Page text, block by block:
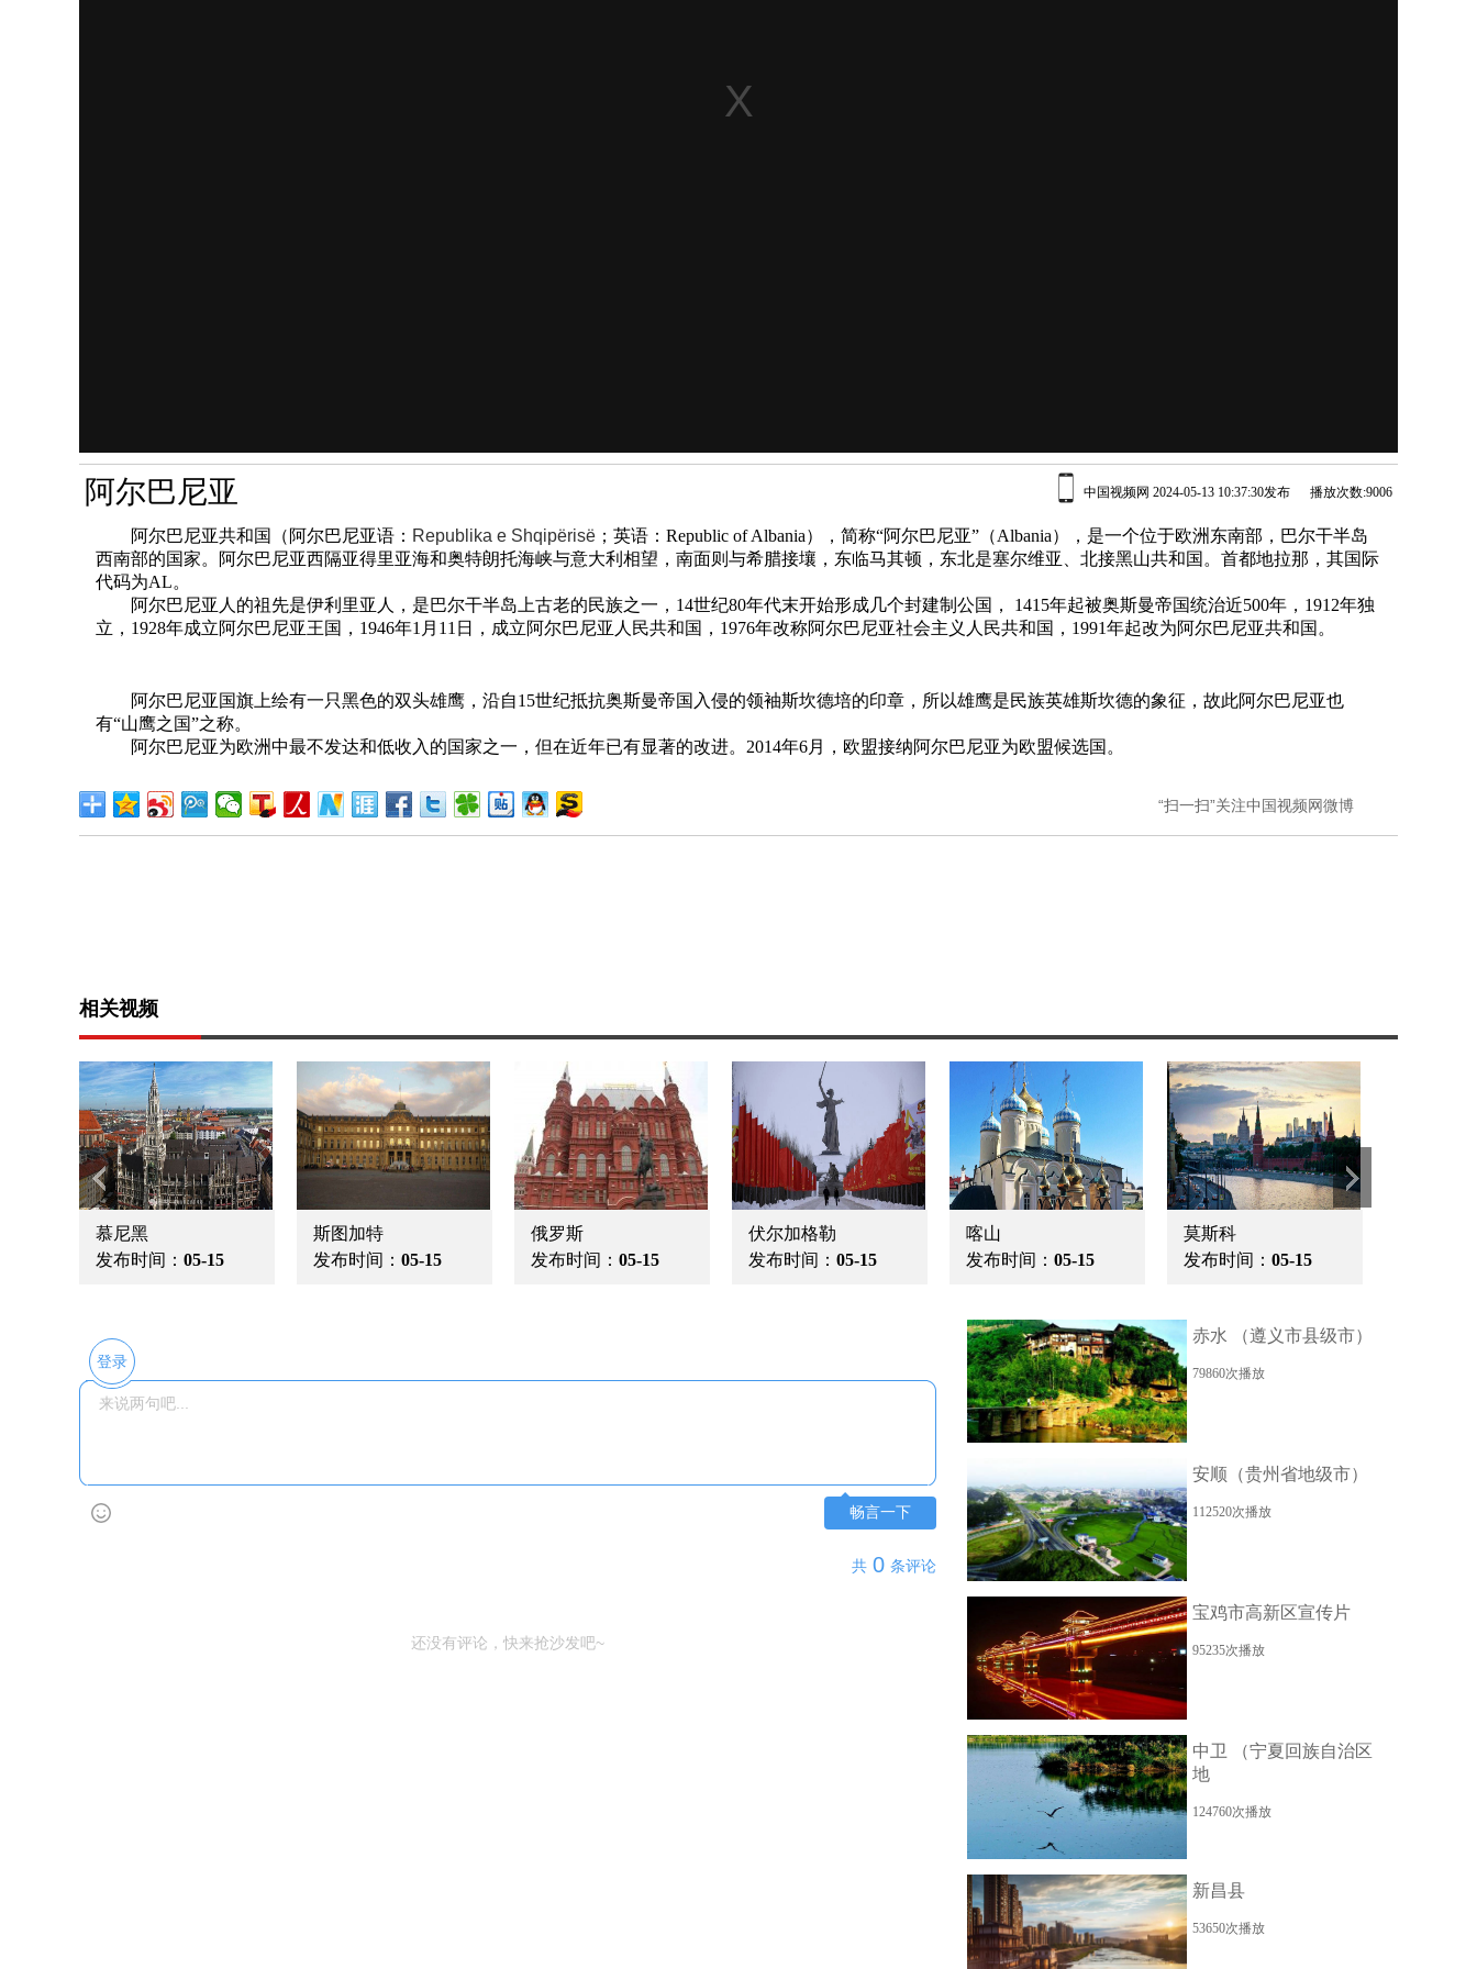
阿尔巴尼亚 中国视频网 2024-05-13 10:37:30发布 播放次数:9006
阿尔巴尼亚共和国（阿尔巴尼亚语： Republika e Shqipërisë ；英语：Republic of Albania），简称“阿尔巴尼亚”（Albania），是一个位于欧洲东南部，巴尔干半岛
西南部的国家。阿尔巴尼亚西隔亚得里亚海和奥特朗托海峡与意大利相望，南面则与希腊接壤，东临马其顿，东北是塞尔维亚、北接黑山共和国。首都地拉那，其国际
代码为AL。
阿尔巴尼亚人的祖先是伊利里亚人，是巴尔干半岛上古老的民族之一，14世纪80年代末开始形成几个封建制公国， 1415年起被奥斯曼帝国统治近500年，1912年独
立，1928年成立阿尔巴尼亚王国，1946年1月11日，成立阿尔巴尼亚人民共和国，1976年改称阿尔巴尼亚社会主义人民共和国，1991年起改为阿尔巴尼亚共和国。
阿尔巴尼亚国旗上绘有一只黑色的双头雄鹰，沿自15世纪抵抗奥斯曼帝国入侵的领袖斯坎德培的印章，所以雄鹰是民族英雄斯坎德的象征，故此阿尔巴尼亚也
有“山鹰之国”之称。
阿尔巴尼亚为欧洲中最不发达和低收入的国家之一，但在近年已有显著的改进。2014年6月，欧盟接纳阿尔巴尼亚为欧盟候选国。
“扫一扫”关注中国视频网微博
相关视频
慕尼黑
发布时间： 05-15
斯图加特
发布时间： 05-15
俄罗斯
发布时间： 05-15
伏尔加格勒
发布时间： 05-15
喀山
发布时间： 05-15
莫斯科
发布时间： 05-15
登录
畅言一下
共 0 条评论
还没有评论，快来抢沙发吧~
赤水 （遵义市县级市）
79860次播放
安顺（贵州省地级市）
112520次播放
宝鸡市高新区宣传片
95235次播放
中卫 （宁夏回族自治区
地
124760次播放
新昌县
53650次播放